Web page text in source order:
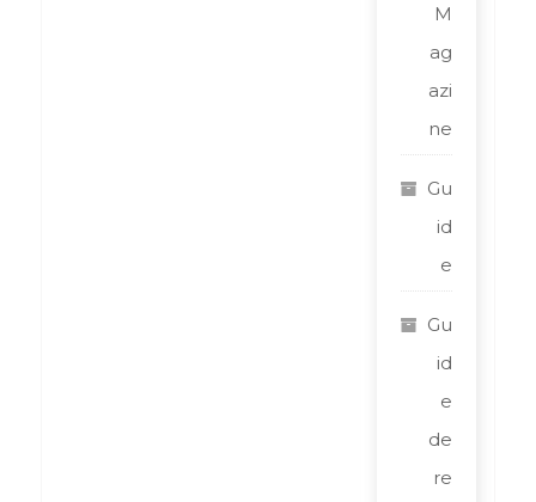
M
ag
azi
ne
Gu
id
e
Gu
id
e
de
re